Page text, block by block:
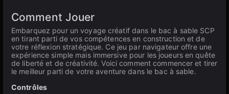
Comment Jouer
Embarquez pour un voyage créatif dans le bac à sable SCP
en tirant parti de vos compétences en construction et de
votre réflexion stratégique. Ce jeu par navigateur offre une
expérience simple mais immersive pour les joueurs en quête
de liberté et de créativité. Voici comment commencer et tirer
le meilleur parti de votre aventure dans le bac à sable.
Contrôles